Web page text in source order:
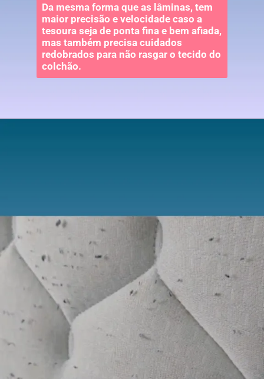
Da mesma forma que as lâminas, tem
maior precisão e velocidade caso a
tesoura seja de ponta fina e bem afiada,
mas também precisa cuidados
redobrados para não rasgar o tecido do
colchão.